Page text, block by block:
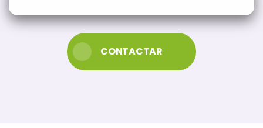
CONTACTAR